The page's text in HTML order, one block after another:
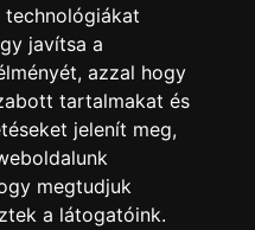
javítsa a
azzal hogy
tartalmakat és
jelenít meg,
megtudjuk
a látogatóink.